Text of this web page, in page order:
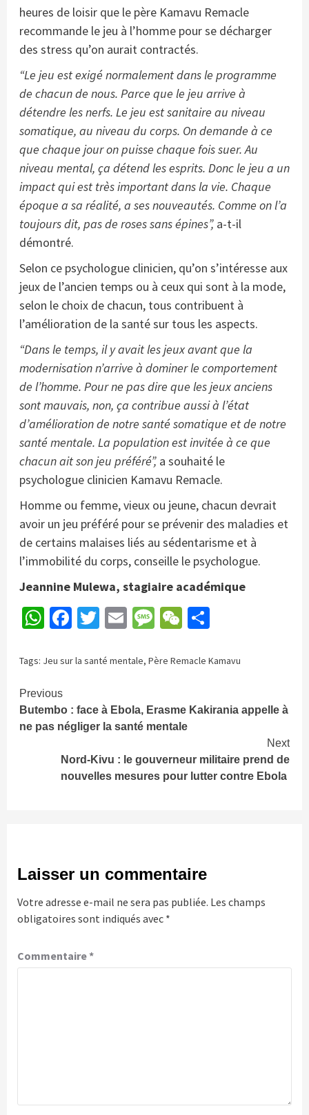
heures de loisir que le père Kamavu Remacle
recommande le jeu à l’homme pour se décharger
des stress qu’on aurait contractés.
“Le jeu est exigé normalement dans le programme
de chacun de nous. Parce que le jeu arrive à
détendre les nerfs. Le jeu est sanitaire au niveau
somatique, au niveau du corps. On demande à ce
que chaque jour on puisse chaque fois suer. Au
niveau mental, ça détend les esprits. Donc le jeu a un
impact qui est très important dans la vie. Chaque
époque a sa réalité, a ses nouveautés. Comme on l’a
toujours dit, pas de roses sans épines”, a-t-il
démontré.
Selon ce psychologue clinicien, qu’on s’intéresse aux
jeux de l’ancien temps ou à ceux qui sont à la mode,
selon le choix de chacun, tous contribuent à
l’amélioration de la santé sur tous les aspects.
“Dans le temps, il y avait les jeux avant que la
modernisation n’arrive à dominerle comportement
de l’homme. Pour ne pas dire que les jeux anciens
sont mauvais, non, ça contribue aussi à l’état
d’amélioration de notre santé somatique et de notre
santé mentale. La population est invitée à ce que
chacun ait son jeu préféré”, a souhaité le
psychologue clinicien Kamavu Remacle.
Homme ou femme, vieux ou jeune, chacun devrait
avoir un jeu préféré pour se prévenir des maladies et
de certains malaises liés au sédentarisme et à
l’immobilité du corps, conseille le psychologue.
Jeannine Mulewa, stagiaire académique
WhatsApp
Facebook
Twitter
EmailMessage
WeChat
Tags: Jeu sur la santé mentale, Père Remacle Kamavu
Continue
Reading
Previous
Butembo : face à Ebola, Erasme Kakirania appelle à
ne pas négliger la santé mentale
Next
Nord-Kivu : le gouverneur militaire prend de
nouvelles mesures pour lutter contre Ebola
Laisser un commentaire
Votre adresse e-mail ne sera pas publiée. Les champs
obligatoires sont indiqués avec *
Commentaire*